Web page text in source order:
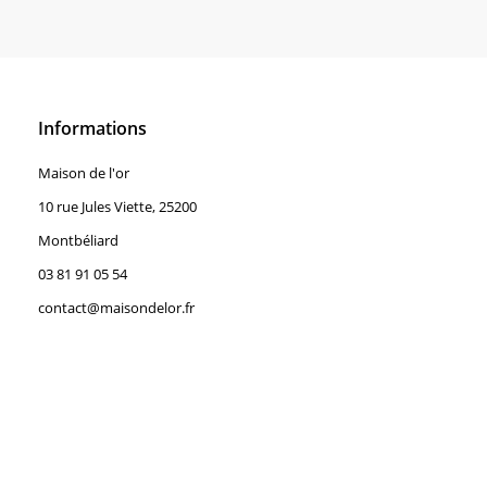
Informations
Maison de l'or
10 rue Jules Viette, 25200
Montbéliard
03 81 91 05 54
contact@maisondelor.fr